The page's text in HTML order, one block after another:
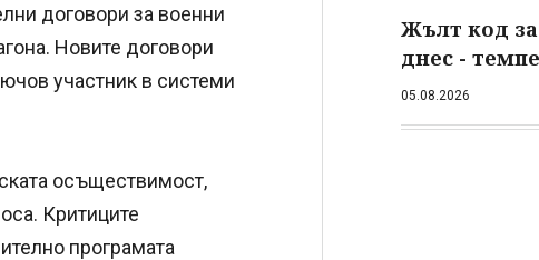
договори за военни
Новите договори
участник в системи
осъществимост,
Критиците
програмата
Жълт код
днес -
05.08.2026